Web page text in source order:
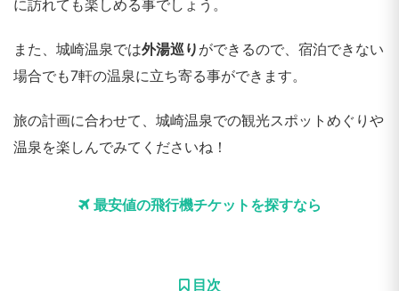
に訪れても楽しめる事でしょう。
また、城崎温泉では外湯巡り ができるので、宿泊できない
場合でも7軒の温泉に立ち寄る事ができます。
旅の計画に合わせて、城崎温泉での観光スポットめぐりや
温泉を楽しんでみてくださいね！
最安値の飛行機チケットを探すなら
目次